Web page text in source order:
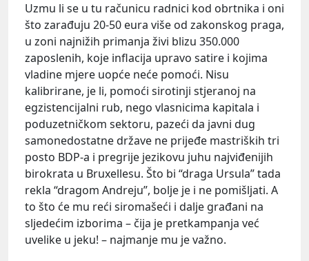
Uzmu li se u tu računicu radnici kod obrtnika i oni
što zarađuju 20-50 eura više od zakonskog praga,
u zoni najnižih primanja živi blizu 350.000
zaposlenih, koje inflacija upravo satire i kojima
vladine mjere uopće neće pomoći. Nisu
kalibrirane, je li, pomoći sirotinji stjeranoj na
egzistencijalni rub, nego vlasnicima kapitala i
poduzetničkom sektoru, pazeći da javni dug
samonedostatne države ne prijeđe mastriških tri
posto BDP-a i pregrije jezikovu juhu najviđenijih
birokrata u Bruxellesu. Što bi “draga Ursula” tada
rekla “dragom Andreju”, bolje je i ne pomišljati. A
to što će mu reći siromašeći i dalje građani na
sljedećim izborima – čija je pretkampanja već
uvelike u jeku! – najmanje mu je važno.